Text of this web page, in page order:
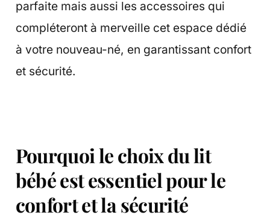
parfaite mais aussi les accessoires qui
compléteront à merveille cet espace dédié
à votre nouveau-né, en garantissant confort
et sécurité.
Pourquoi le choix du lit
bébé est essentiel pour le
confort et la sécurité